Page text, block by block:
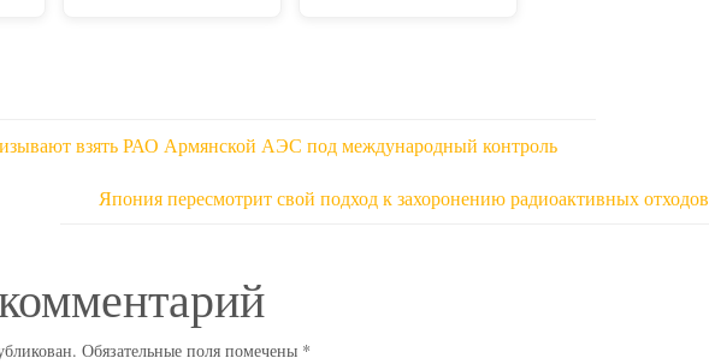
взять РАО Армянской АЭС под международный контроль
Япония пересмотрит свой подход к захоронению радиоактивных отходов
Обязательные поля помечены *